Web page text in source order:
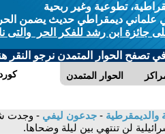
تطوعية وغير ربحية
ديمقراطي حديث يضمن الحرية
جائزة ابن رشد للفكر الحر والتى
تصفح الحوار المتمدن نرجو النقر
الحوار المتمدن
والديمقرطية - جدعون ليفي - وجدت
لن تنتهي بين ليلة وضحاها.